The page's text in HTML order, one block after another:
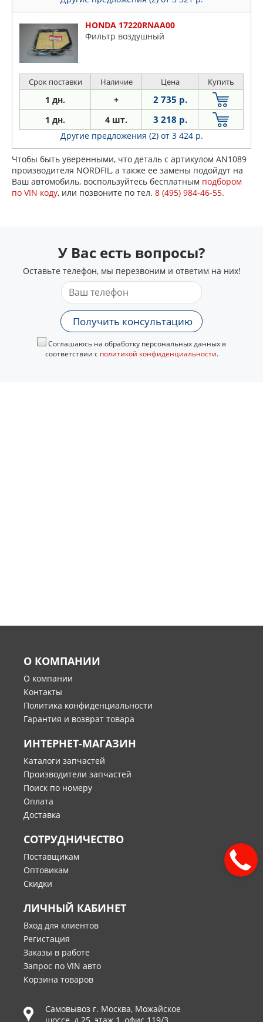
HONDA 17220RNAA00
Фильтр воздушный
Срок поставки Наличие Цена Купить
1 дн. + 2 735 р.
1 дн. 4 шт. 3 218 р.
Другие предложения (2) от 3 424 р.
Чтобы быть уверенными, что деталь с артикулом AN1089
производителя NORDFIL, а также ее замены подойдут на
Ваш автомобиль, воспользуйтесь бесплатным подбором
по VIN коду, или позвоните по тел. 8 (495) 984-46-55.
У Вас есть вопросы?
Оставьте телефон, мы перезвоним и ответим на них!
Получить консультацию
Соглашаюсь на обработку персональных данных в
соответствии с политикой конфиденциальности.
О КОМПАНИИ
О компании
Контакты
Политика конфиденциальности
Гарантия и возврат товара
ИНТЕРНЕТ-МАГАЗИН
Каталоги запчастей
Производители запчастей
Поиск по номеру
Оплата
Доставка
СОТРУДНИЧЕСТВО
Поставщикам
Оптовикам
Скидки
ЛИЧНЫЙ КАБИНЕТ
Вход для клиентов
Регистация
Заказы в работе
Запрос по VIN авто
Корзина товаров
Самовывоз г. Москва, Можайское